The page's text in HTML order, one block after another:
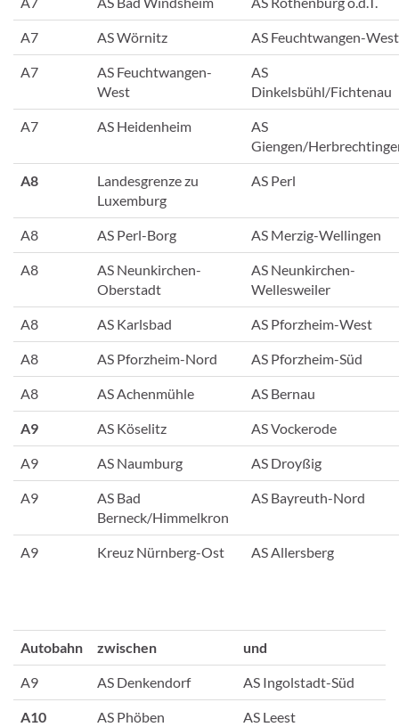
A7 AS Wörnitz AS Feuchtwangen-West
A7
AS Feuchtwangen-
West
AS
Dinkelsbühl/Fichtenau
A7 AS Heidenheim
AS
Giengen/
A8
Landesgrenze zu
Luxemburg
AS Perl
A8 AS Perl-Borg AS Merzig-Wellingen
A8
AS Neunkirchen-
Oberstadt
AS Neunkirchen-
Wellesweiler
A8 AS Karlsbad AS Pforzheim-West
A8 AS Pforzheim-Nord AS Pforzheim-Süd
A8 AS Achenmühle AS Bernau
A9 AS Köselitz AS Vockerode
A9 AS Naumburg AS Droyßig
A9
AS Bad
Berneck/Himmelkron
AS Bayreuth-Nord
A9 Kreuz Nürnberg-Ost AS Allersberg
Autobahn zwischen und
A9 AS Denkendorf AS Ingolstadt-Süd
A10 AS Phöben AS Leest